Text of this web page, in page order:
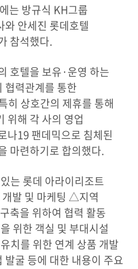
는 방규식 KH그룹
와 안세진 롯데호텔
참석했다.
호텔을 보유·운영 하는
협력관계를 통한
히 상호간의 제휴를 통해
위해 각 사의 영업
나19 팬데믹으로 침체된
마련하기로 합의했다.
는 롯데 아라이리조트
개발 및 마케팅 △지역
축을 위하여 협력 활동
위한 객실 및 부대시설
치를 위한 연계 상품 개발
발굴 등에 대한 내용이 주요